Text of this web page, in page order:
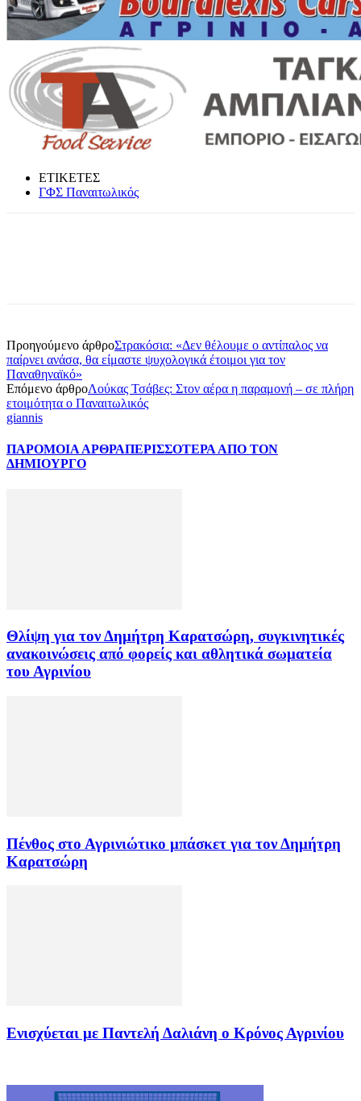
ΕΤΙΚΕΤΕΣ
ΓΦΣ Παναιτωλικός
Προηγούμενο άρθροΣτρακόσια: «Δεν θέλουμε ο αντίπαλος να
παίρνει ανάσα, θα είμαστε ψυχολογικά έτοιμοι για τον
Παναθηναϊκό»
Επόμενο άρθροΛούκας Τσάβες: Στον αέρα η παραμονή – σε πλήρη
ετοιμότητα ο Παναιτωλικός
giannis
ΠΑΡΟΜΟΙΑ ΑΡΘΡΑΠΕΡΙΣΣΟΤΕΡΑ ΑΠΟ ΤΟΝ
ΔΗΜΙΟΥΡΓΟ
Θλίψη για τον Δημήτρη Καρατσώρη, συγκινητικές
ανακοινώσεις από φορείς και αθλητικά σωματεία
του Αγρινίου
Πένθος στο Αγρινιώτικο μπάσκετ για τον Δημήτρη
Καρατσώρη
Ενισχύεται με Παντελή Δαλιάνη ο Κρόνος Αγρινίου